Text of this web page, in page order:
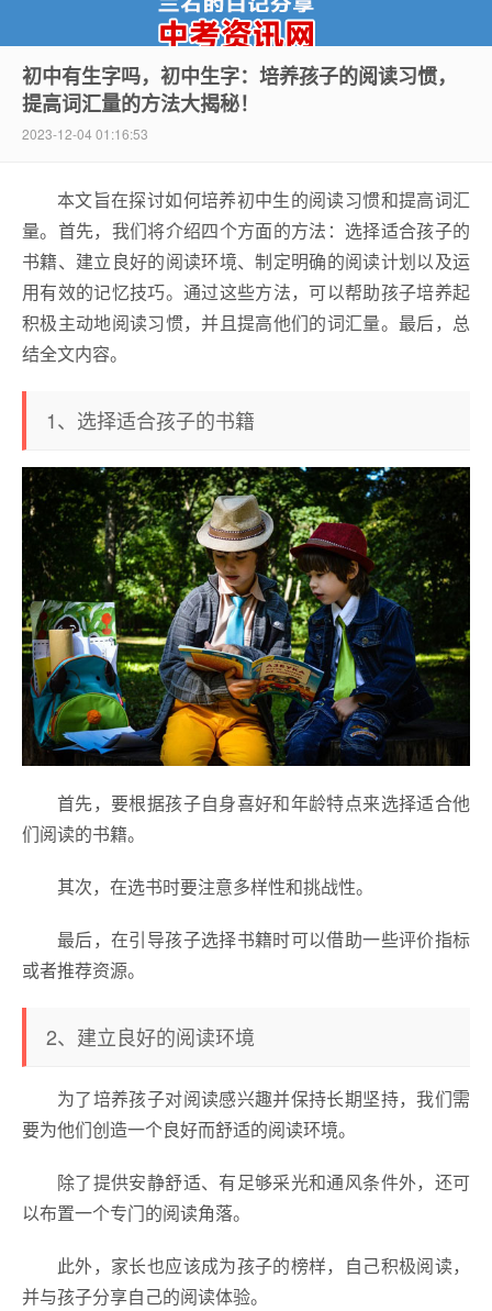
中考资讯网
初中有生字吗，初中生字：培养孩子的阅读习惯，
提高词汇量的方法大揭秘！
2023-12-04 01:16:53
本文旨在探讨如何培养初中生的阅读习惯和提高词汇
量。首先，我们将介绍四个方面的方法：选择适合孩子的
书籍、建立良好的阅读环境、制定明确的阅读计划以及运
用有效的记忆技巧。通过这些方法，可以帮助孩子培养起
积极主动地阅读习惯，并且提高他们的词汇量。最后，总
结全文内容。
1、选择适合孩子的书籍
首先，要根据孩子自身喜好和年龄特点来选择适合他
们阅读的书籍。
其次，在选书时要注意多样性和挑战性。
最后，在引导孩子选择书籍时可以借助一些评价指标
或者推荐资源。
2、建立良好的阅读环境
为了培养孩子对阅读感兴趣并保持长期坚持，我们需
要为他们创造一个良好而舒适的阅读环境。
除了提供安静舒适、有足够采光和通风条件外，还可
以布置一个专门的阅读角落。
此外，家长也应该成为孩子的榜样，自己积极阅读，
并与孩子分享自己的阅读体验。